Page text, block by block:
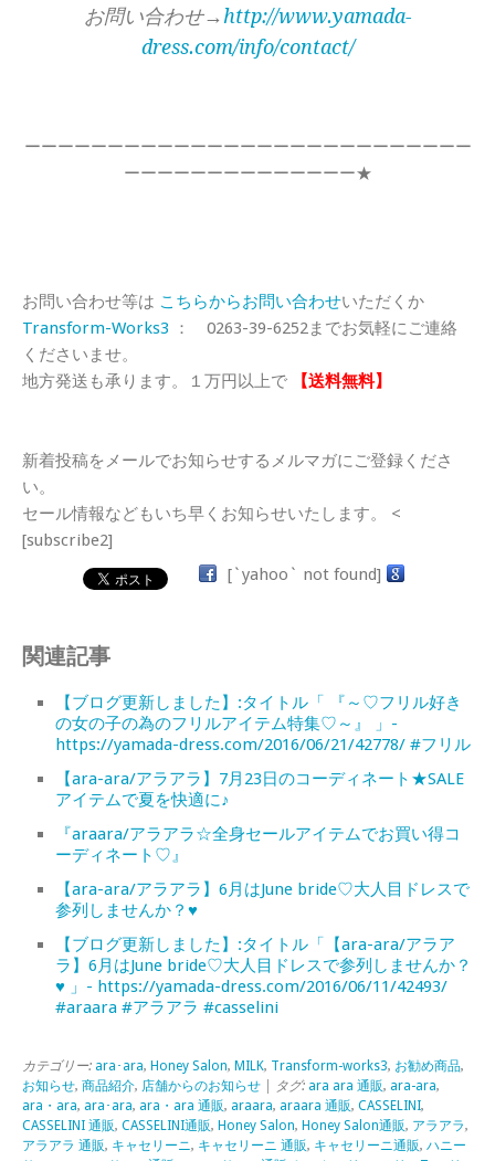
お問い合わせ→http://www.yamada-
dress.com/info/contact/
ーーーーーーーーーーーーーーーーーーーーーーーーーーー
ーーーーーーーーーーーーーー★
お問い合わせ等は こちらからお問い合わせいただくか
Transform-Works3 ： 0263-39-6252までお気軽にご連絡
くださいませ。
地方発送も承ります。１万円以上で
【送料無料】
新着投稿をメールでお知らせするメルマガにご登録くださ
い。
セール情報などもいち早くお知らせいたします。 <
[subscribe2]
[`yahoo` not found]
関連記事
【ブログ更新しました】:タイトル「 『～♡フリル好き
の女の子の為のフリルアイテム特集♡～』 」-
https://yamada-dress.com/2016/06/21/42778/ #フリル
【ara-ara/アラアラ】7月23日のコーディネート★SALE
アイテムで夏を快適に♪
『araara/アラアラ☆全身セールアイテムでお買い得コ
ーディネート♡』
【ara-ara/アラアラ】6月はJune bride♡大人目ドレスで
参列しませんか？♥
【ブログ更新しました】:タイトル「【ara-ara/アラア
ラ】6月はJune bride♡大人目ドレスで参列しませんか？
♥ 」- https://yamada-dress.com/2016/06/11/42493/
#araara #アラアラ #casselini
カテゴリー: ara･ara, Honey Salon, MILK, Transform-works3, お勧め商品,
お知らせ, 商品紹介, 店舗からのお知らせ | タグ: ara ara 通販, ara-ara,
ara・ara, ara･ara, ara・ara 通販, araara, araara 通販, CASSELINI,
CASSELINI 通販, CASSELINI通販, Honey Salon, Honey Salon通販, アラアラ,
アラアラ 通販, キャセリーニ, キャセリーニ 通販, キャセリーニ通販, ハニー